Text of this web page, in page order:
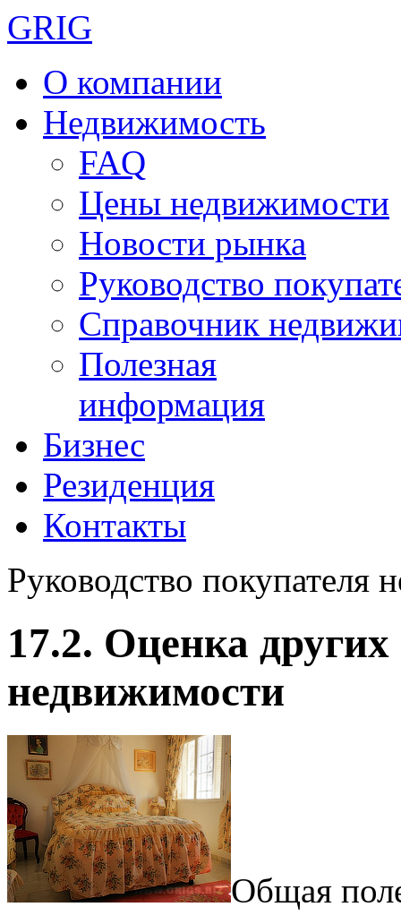
GRIG
О компании
Недвижимость
FAQ
Цены недвижимости
Новости рынка
Руководство
Справочник
Полезная
информация
Бизнес
Резиденция
Контакты
Руководство
17.2. Оценка
недвижимости
Общая